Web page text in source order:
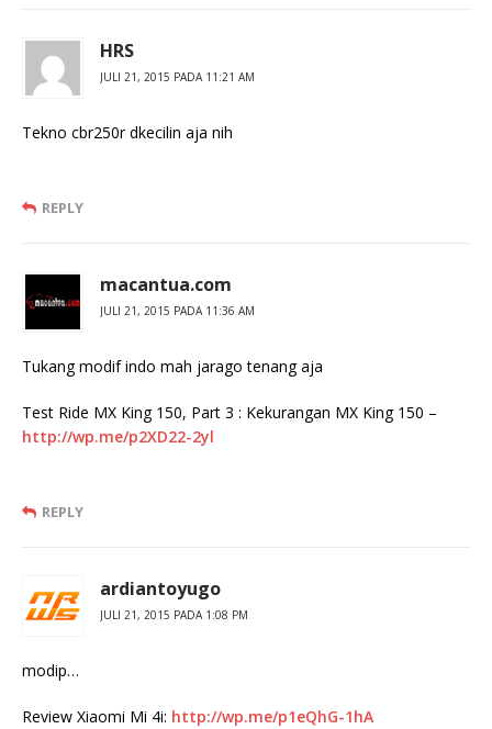
HRS
JULI 21, 2015 PADA 11:21 AM
Tekno cbr250r dkecilin aja nih
REPLY
macantua.com
JULI 21, 2015 PADA 11:36 AM
Tukang modif indo mah jarago tenang aja
Test Ride MX King 150, Part 3 : Kekurangan MX King 150 –
http://wp.me/p2XD22-2yl
REPLY
ardiantoyugo
JULI 21, 2015 PADA 1:08 PM
modip…
Review Xiaomi Mi 4i: http://wp.me/p1eQhG-1hA